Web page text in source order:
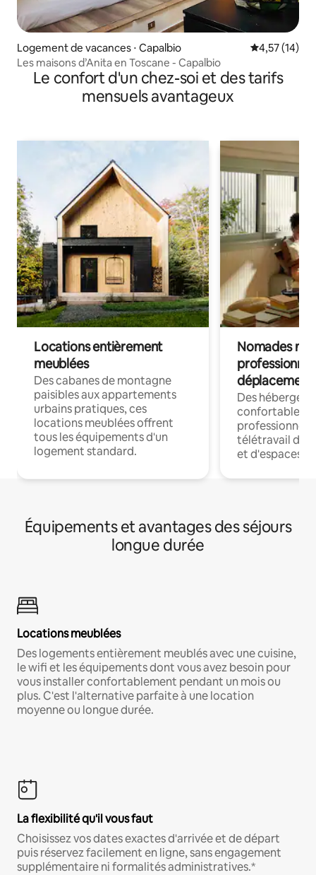
Logement de vacances ⋅ Capalbio Évaluation
4,57 (14)
Les maisons d’Anita en Toscane - Capalbio
Le confort d'un chez-soi et des tarifs
mensuels avantageux
Locations entièrement
meublées
Des cabanes de montagne
paisibles aux appartements
urbains pratiques, ces
locations meublées offrent
tous les équipements d'un
logement standard.
Nomades
déplacement
Des
confortables
professionnels
télétravail
et d'espaces
Équipements et avantages des séjours
longue durée
Locations meublées
Des logements entièrement meublés avec une cuisine,
le wifi et les équipements dont vous avez besoin pour
vous installer confortablement pendant un mois ou
plus. C'est l'alternative parfaite à une location
moyenne ou longue durée.
La flexibilité qu'il vous faut
Choisissez vos dates exactes d'arrivée et de départ
puis réservez facilement en ligne, sans engagement
supplémentaire ni formalités administratives.*